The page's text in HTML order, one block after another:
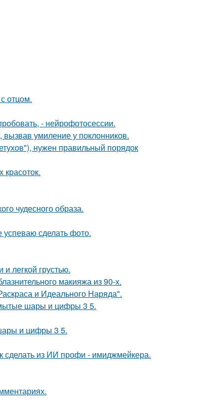
отцом.
- нейрофотосессии.
умиление у поклонников.
нужен правильный порядок
чудесного образа.
успеваю сделать фото.
легкой грустью.
макияжа из 90-х.
и Идеального Наряда".
шары и цифры 3 5.
и цифры 3 5.
сделать из ИИ профи - имиджмейкера.